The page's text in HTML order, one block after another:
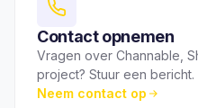
Contact opnemen
Vragen over Channable,
project? Stuur een bericht.
Neem contact op